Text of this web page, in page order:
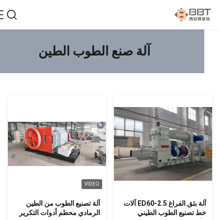
آلة صنع الطوب الطين
آلة بثق الفراغ ED60-2.5 آلات
تصنيع الطوب الطيني
آلة تصنيع الطوب من الطين
الرمادي محطم أدوات التكرير